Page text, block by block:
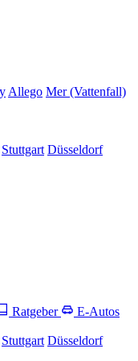
Allego Mer (Vattenfall)
Stuttgart Düsseldorf
Ratgeber
E-Autos
Stuttgart Düsseldorf